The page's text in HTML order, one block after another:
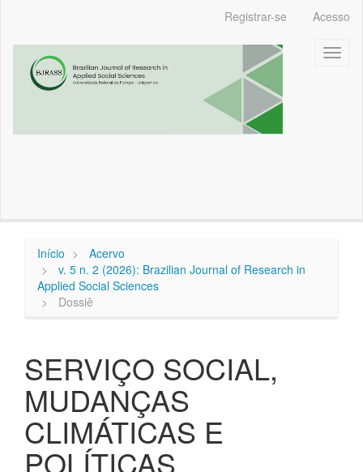
principal
Barra
Lateral
Registrar-se Acesso
Início
Acervo
v. 5 n. 2 (2026): Brazilian Journal of Research in
Applied Social Sciences
Dossiê
SERVIÇO SOCIAL,
MUDANÇAS
CLIMÁTICAS E
POLÍTICAS